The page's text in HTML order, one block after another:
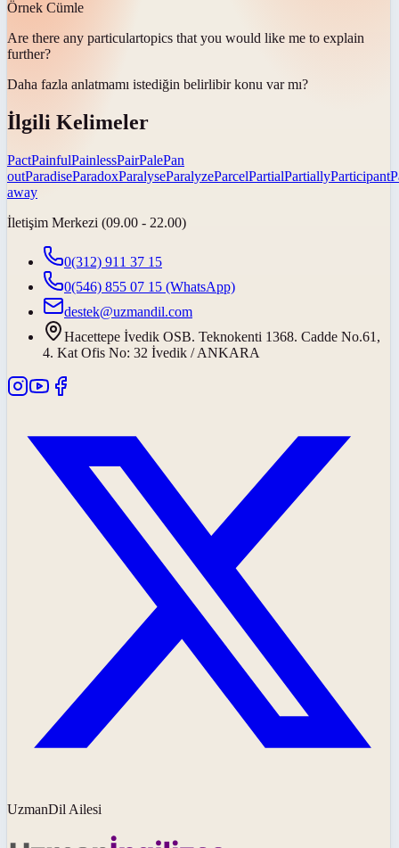
Örnek Cümle
Are there any particulartopics that you would like me to explain
further?
Daha fazla anlatmamı istediğin belirlibir konu var mı?
İlgili Kelimeler
PactPainfulPainlessPairPalePan
outParadiseParadoxParalyseParalyzeParcelPartialPartiallyParticipant
away
İletişim Merkezi (09.00 - 22.00)
0(312) 911 37 15
0(546) 855 07 15 (WhatsApp)
destek@uzmandil.com
Hacettepe İvedik OSB. Teknokenti 1368. Cadde No.61,
4. Kat Ofis No: 32 İvedik / ANKARA
UzmanDil Ailesi